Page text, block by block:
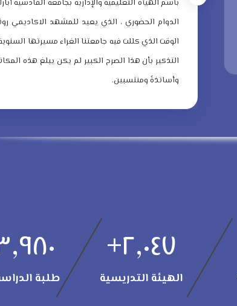
بآسم الهيأة التعليمية والإدارية بجامعة القادسية
الدوام الحضوري ، الذي يعيد للمشهد الاكاديمي
الوقت الذي كللت فيه جامعتنا الغراء مسيرتها
التذكير بأن هذا الصرح الكبير لم يكن يبلغ هذه
وأساتذةً ومنتسبين.
طلبة
٢,٠٤٧+
الهيئة التدريسية